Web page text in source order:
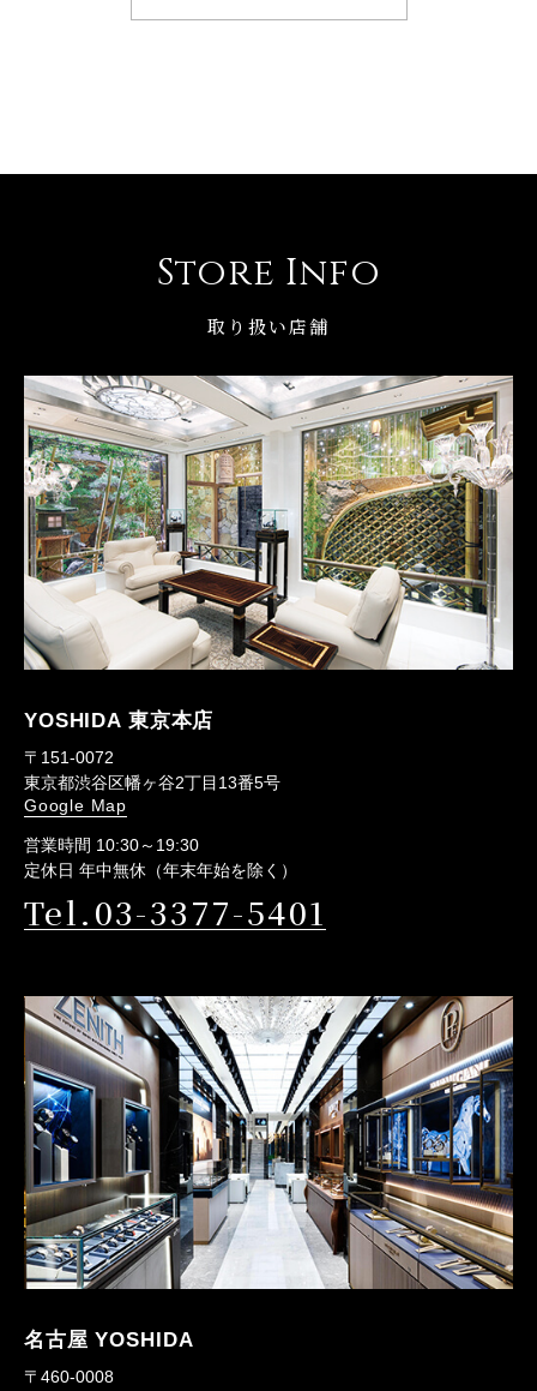
Store Info
取り扱い店舗
YOSHIDA 東京本店
〒151-0072
東京都渋谷区幡ヶ谷2丁目13番5号
Google Map
営業時間 10:30～19:30
定休日 年中無休（年末年始を除く）
Tel.03-3377-5401
名古屋 YOSHIDA
〒460-0008